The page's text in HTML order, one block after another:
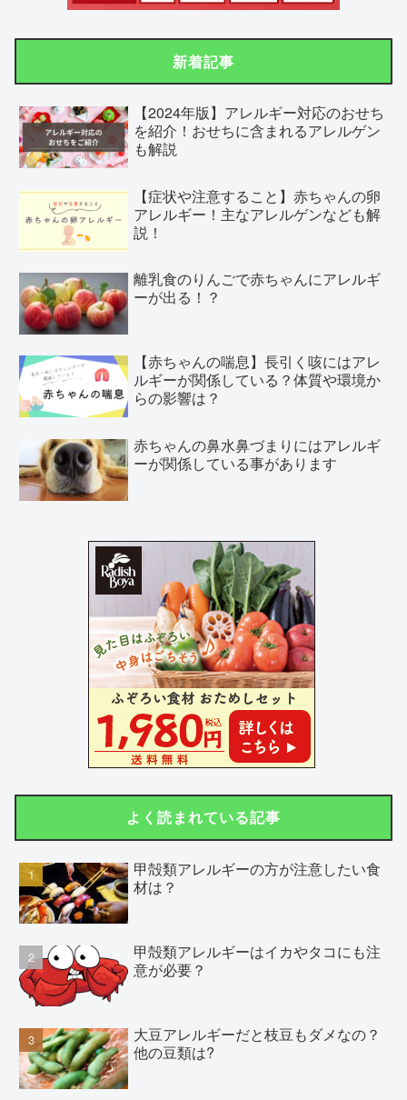
新着記事
【2024年版】アレルギー対応のおせち
を紹介！おせちに含まれるアレルゲン
も解説
【症状や注意すること】赤ちゃんの卵
アレルギー！主なアレルゲンなども解
説！
離乳食のりんごで赤ちゃんにアレルギ
ーが出る！？
【赤ちゃんの喘息】長引く咳にはアレ
ルギーが関係している？体質や環境か
らの影響は？
赤ちゃんの鼻水鼻づまりにはアレルギ
ーが関係している事があります
よく読まれている記事
甲殻類アレルギーの方が注意したい食
材は？
甲殻類アレルギーはイカやタコにも注
意が必要？
大豆アレルギーだと枝豆もダメなの？
他の豆類は?